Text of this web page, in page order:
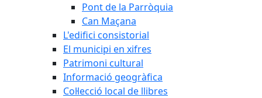
Pont de la Parròquia
Can Maçana
L'edifici consistorial
El municipi en xifres
Patrimoni cultural
Informació geogràfica
Col·lecció local de llibres